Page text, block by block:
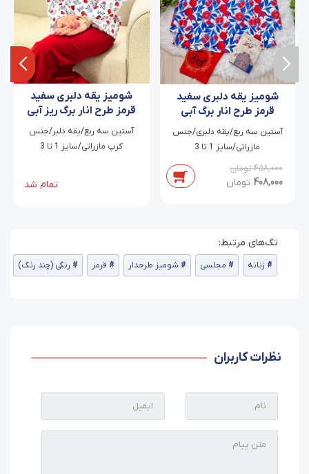
شومیز یقه دلبری سفید
قرمز طرح انار برگ آبی
وینار
آستین سه ربع/یقه دلبری/جنس
مازراتی/سایز 1 تا 3
458,000تومان
408,000 تومان
شومیز یقه دلبری سفید
قرمز طرح انار برگ ریز آبی
ناریز
آستین سه ربع/یقه دلبر/جنس
کرپ مازراتی/سایز 1 تا 3
تمام شد
زنانه مجلسی شومیز طرحدار قرمز رنگی (چند رنگ)
نظرات کاربران